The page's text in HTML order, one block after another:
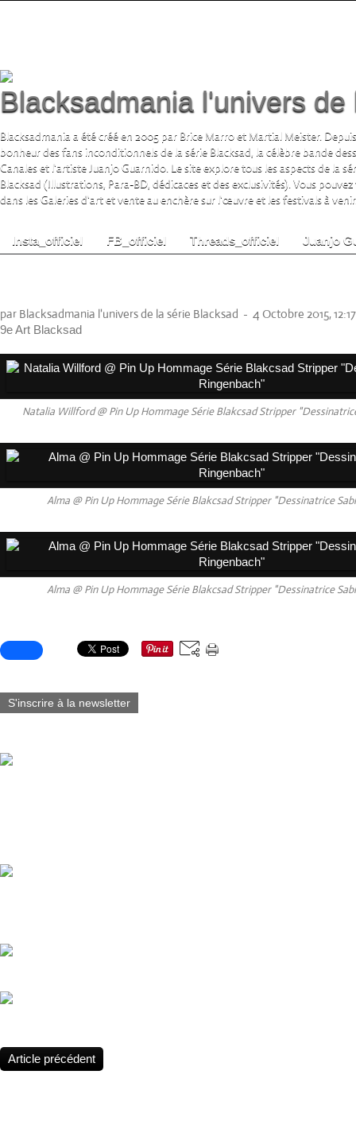
Blacksadmania l'univers
Blacksadmania a été créé en 2005 par Brice Marro et Martial Meister.
bonheur des fans inconditionnels de la série Blacksad, la célèbre bande
Canales et l'artiste Juanjo Guarnido. Le site explore tous les aspects de la
Blacksad (Illustrations, Para-BD, dédicaces et des exclusivités). Vous
dans les Galeries d'art et vente au enchère sur l'œuvre et les festivals à
Insta_officiel FB_officiel Threads_officiel Juanjo
par Blacksadmania l'univers de la série Blacksad - 4 Octobre 2015, 12:17
9e Art Blacksad
Natalia Willford @ Pin Up Hommage Série Blakcsad Stripper
Alma @ Pin Up Hommage Série Blakcsad Stripper "Dessinatrice
Alma @ Pin Up Hommage Série Blakcsad Stripper "Dessinatrice
S'inscrire à la newsletter
Article précédent